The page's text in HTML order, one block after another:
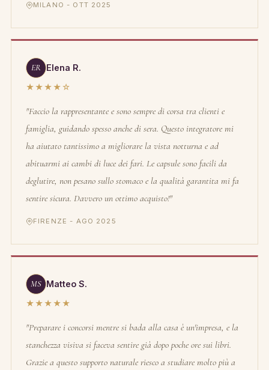
MILANO - OTT 2025
ER Elena R.
★★★★☆
"Faccio la rappresentante e sono sempre di corsa tra clienti e
famiglia, guidando spesso anche di sera. Questo integratore mi
ha aiutato tantissimo a migliorare la vista notturna e ad
abituarmi ai cambi di luce dei fari. Le capsule sono facili da
deglutire, non pesano sullo stomaco e la qualità garantita mi fa
sentire sicura. Davvero un ottimo acquisto!"
FIRENZE - AGO 2025
MS Matteo S.
★★★★★
"Preparare i concorsi mentre si bada alla casa è un'impresa, e la
stanchezza visiva si faceva sentire già dopo poche ore sui libri.
Grazie a questo supporto naturale riesco a studiare molto più a